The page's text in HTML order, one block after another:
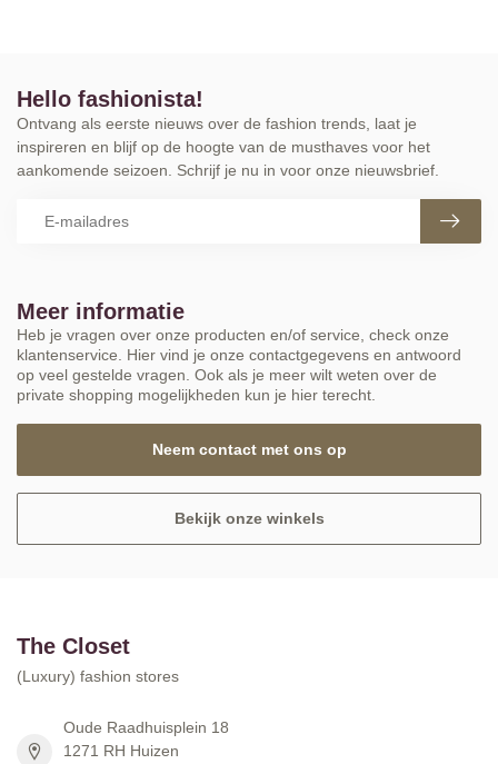
Meer informatie
Heb je vragen over onze producten en/of service, check onze
klantenservice. Hier vind je onze contactgegevens en antwoord
op veel gestelde vragen. Ook als je meer wilt weten over de
private shopping mogelijkheden kun je hier terecht.
Neem contact met ons op
Bekijk onze winkels
Hello fashionista!
Ontvang als eerste nieuws over de fashion trends, laat je
inspireren en blijf op de hoogte van de musthaves voor het
aankomende seizoen. Schrijf je nu in voor onze nieuwsbrief.
The Closet
(Luxury) fashion stores
Oude Raadhuisplein 18
1271 RH Huizen